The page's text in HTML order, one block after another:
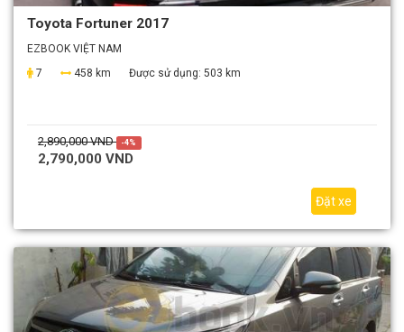
Toyota Fortuner 2017
EZBOOK VIỆT NAM
7
458 km Được sử dụng: 503 km
2,890,000 VND -4%
2,790,000 VND
Đặt xe